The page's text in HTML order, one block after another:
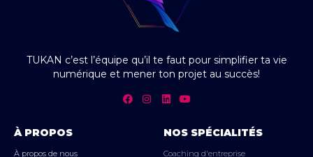
TUKAN c’est l’équipe qu’il te faut pour simplifier ta vie
numérique et mener ton projet au succès!
À PROPOS
À propos de nous
NOS SPÉCIALITÉS
Coaching d'entreprise